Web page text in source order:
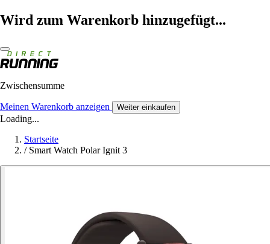
Wird zum Warenkorb hinzugefügt...
Zwischensumme
Meinen Warenkorb anzeigen Weiter einkaufen
Loading...
Startseite
/ Smart Watch Polar Ignit 3